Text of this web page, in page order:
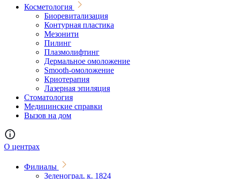
Косметология
Биоревитализация
Контурная пластика
Мезонити
Пилинг
Плазмолифтинг
Дермальное омоложение
Smooth-омоложение
Криотерапия
Лазерная эпиляция
Стоматология
Медицинские справки
Вызов на дом
О центрах
Филиалы
Зеленоград, к. 1824